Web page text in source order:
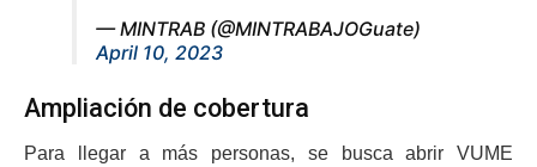
— MINTRAB (@MINTRABAJOGuate)
April 10, 2023
Ampliación de cobertura
Para llegar a más personas, se busca abrir VUME